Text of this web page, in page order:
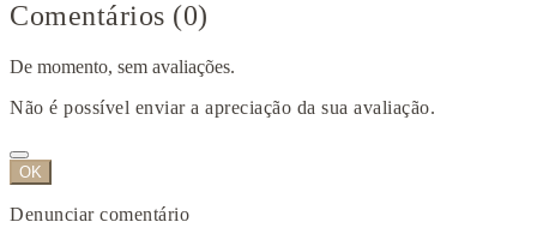
Comentários (0)
De momento, sem avaliações.
Não é possível enviar a apreciação da sua avaliação.
OK
Denunciar comentário